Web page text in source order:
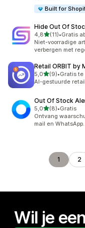
Built for
Hide Out Of
4,8van 5 sterren
(11)
11 recensies in
•Gratis
Niet-voorradige
verbergen met
Retail ORBIT by
5,0van 5 sterren
(9)
9 recensies in
•Gratis
AI-gestuurde
Out Of Stock
5,0van 5 sterren
(8)
8 recensies in
•Gratis
Ontvang
mail en WhatsApp.
1 2
Wil je